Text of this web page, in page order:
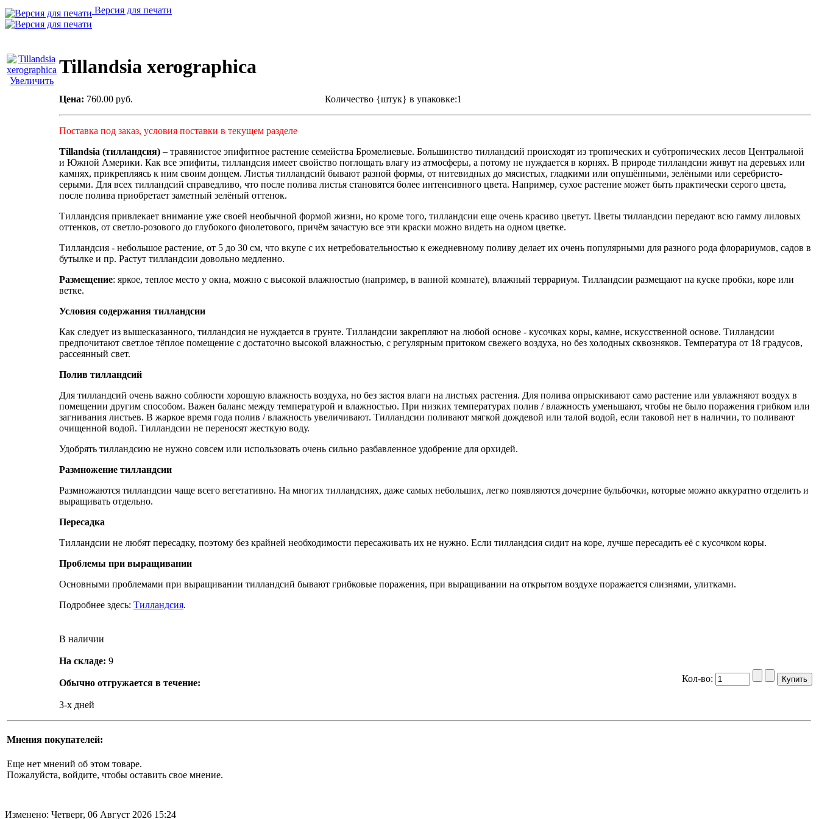
Версия для печати
Увеличить
Tillandsia xerographica
Цена: 760.00 руб. Количество {штук} в упаковке:1
Поставка под заказ, условия поставки в текущем разделе
Tillandsia (тилландсия) – травянистое эпифитное растение семейства Бромелиевые. Большинство тилландсий происходят из тропических и субтропических лесов Центральной
и Южной Америки. Как все эпифиты, тилландсия имеет свойство поглощать влагу из атмосферы, а потому не нуждается в корнях. В природе тилландсии живут на деревьях или
камнях, прикрепляясь к ним своим донцем. Листья тилландсий бывают разной формы, от нитевидных до мясистых, гладкими или опушёнными, зелёными или серебристо-
серыми. Для всех тилландсий справедливо, что после полива листья становятся более интенсивного цвета. Например, сухое растение может быть практически серого цвета,
после полива приобретает заметный зелёный оттенок.
Тилландсия привлекает внимание уже своей необычной формой жизни, но кроме того, тилландсии еще очень красиво цветут. Цветы тилландсии передают всю гамму лиловых
оттенков, от светло-розового до глубокого фиолетового, причём зачастую все эти краски можно видеть на одном цветке.
Тилландсия - небольшое растение, от 5 до 30 см, что вкупе с их нетребовательностью к ежедневному поливу делает их очень популярными для разного рода флорариумов, садов в
бутылке и пр. Растут тилландсии довольно медленно.
Размещение: яркое, теплое место у окна, можно с высокой влажностью (например, в ванной комнате), влажный террариум. Тилландсии размещают на куске пробки, коре или
ветке.
Условия содержания тилландсии
Как следует из вышесказанного, тилландсия не нуждается в грунте. Тилландсии закрепляют на любой основе - кусочках коры, камне, искусственной основе. Тилландсии
предпочитают светлое тёплое помещение с достаточно высокой влажностью, с регулярным притоком свежего воздуха, но без холодных сквозняков. Температура от 18 градусов,
рассеянный свет.
Полив тилландсий
Для тилландсий очень важно соблюсти хорошую влажность воздуха, но без застоя влаги на листьях растения. Для полива опрыскивают само растение или увлажняют воздух в
помещении другим способом. Важен баланс между температурой и влажностью. При низких температурах полив / влажность уменьшают, чтобы не было поражения грибком или
загнивания листьев. В жаркое время года полив / влажность увеличивают. Тилландсии поливают мягкой дождевой или талой водой, если таковой нет в наличии, то поливают
очищенной водой. Тилландсии не переносят жесткую воду.
Удобрять тилландсию не нужно совсем или использовать очень сильно разбавленное удобрение для орхидей.
Размножение тилландсии
Размножаются тилландсии чаще всего вегетативно. На многих тилландсиях, даже самых небольших, легко появляются дочерние бульбочки, которые можно аккуратно отделить и
выращивать отдельно.
Пересадка
Тилландсии не любят пересадку, поэтому без крайней необходимости пересаживать их не нужно. Если тилландсия сидит на коре, лучше пересадить её с кусочком коры.
Проблемы при выращивании
Основными проблемами при выращивании тилландсий бывают грибковые поражения, при выращивании на открытом воздухе поражается слизнями, улитками.
Подробнее здесь: Тилландсия.
В наличии
На складе: 9
Обычно отгружается в течение:
3-х дней
Кол-во:
Мнения покупателей:
Еще нет мнений об этом товаре.
Пожалуйста, войдите, чтобы оставить свое мнение.
Изменено: Четверг, 06 Август 2026 15:24